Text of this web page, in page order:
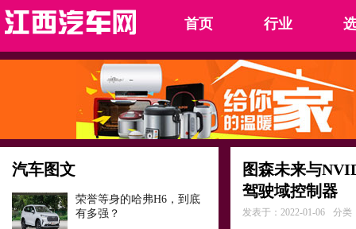
首页 行业
汽车图文
荣誉等身的哈弗H6，到底
有多强？
图森未来与
驾驶域控制器
发表于：2022-01-06 分类